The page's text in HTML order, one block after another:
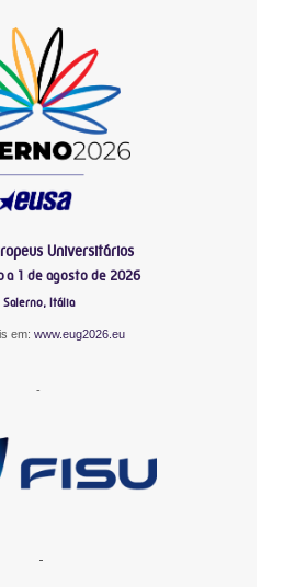
Universitários
a 1 de agosto de 2026
Salerno, Itália
em: www.eug2026.eu
-
-